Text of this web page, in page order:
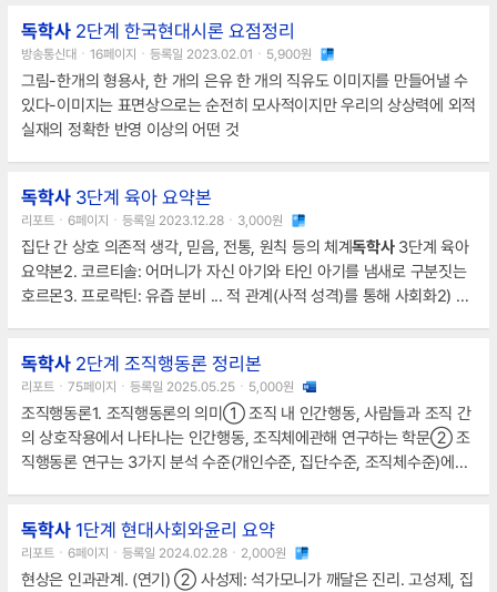
독학사 2단계 한국현대시론 요점정리
방송통신대ㆍ16페이지ㆍ등록일 2023.02.01ㆍ5,900원
그림-한개의 형용사, 한 개의 은유 한 개의 직유도 이미지를 만들어낼 수
있다-이미지는 표면상으로는 순전히 모사적이지만 우리의 상상력에 외적
실재의 정확한 반영 이상의 어떤 것
독학사 3단계 육아 요약본
리포트ㆍ6페이지ㆍ등록일 2023.12.28ㆍ3,000원
집단 간 상호 의존적 생각, 믿음, 전통, 원칙 등의 체계독학사3단계 육아
요약본2. 코르티솔: 어머니가 자신 아기와 타인 아기를 냄새로 구분짓는
호르몬3. 프로락틴: 유즙 분비 ... 적 관계(사적 성격)를 통해 사회화2) 양
독학사 2단계 조직행동론 정리본
리포트ㆍ75페이지ㆍ등록일 2025.05.25ㆍ5,000원
조직행동론1. 조직행동론의 의미① 조직 내 인간행동, 사람들과 조직 간
의 상호작용에서 나타나는 인간행동, 조직체에관해 연구하는 학문② 조
직행동론 연구는 3가지 분석 수준(개인수준, 집단수준, 조직체수준)에서
독학사 1단계 현대사회와윤리 요약
리포트ㆍ6페이지ㆍ등록일 2024.02.28ㆍ2,000원
현상은 인과관계. (연기) ② 사성제: 석가모니가 깨달은 진리. 고성제, 집